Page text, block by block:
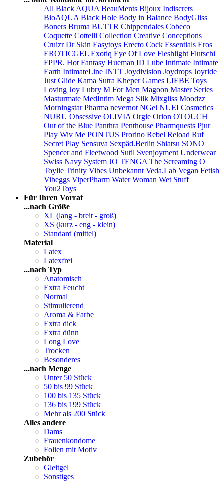
All Black AQUA BeauMents Bijoux Indiscrets
BioAQUA Black Hole Body in Balance BodyGliss
Boners Bruma BUTTR Chippendales Cobeco
Coquette Cottelli Collection Creative Conceptions
Cruizr Dr Skin Easytoys Erecto Cock Essentials Eros
EROTICGEL Exotiq Eye Of Love Fleshlight Flutschi
FPPR. Hot Fantasy Hueman ID Lube Intimate Intimate
Earth IntimateLine INTT Joydivision Joydrops Joyride
Just Glide Kama Sutra Kheper Games LIEBE Toys
Loving Joy Lubry M For Men Magoon Master Series
Masturmate MedIntim Mega Silk Mixgliss Moodzz
Morningstar Pharma nevernot NGel NUEI Cosmetics
NURU Obsessive OLIVIA Orgie Orion OTOUCH
Out of the Blue Panthra Penthouse Pharmquests Pjur
Play Wiv Me PONTUS Prorino Rebel Reload Ruf
Secret Play Sensuva Sexpäd.Berlin Shiatsu SONO
Spencer and Fleetwood Sutil Svenjoyment Underwear
Swiss Navy System JO TENGA The Screaming O
Toylie Trinity Vibes Unbekannt Veda.Lab Vegan Fetish
Vibeggs ViperPharm Water Woman Wet Stuff
You2Toys
Für Ihren Vorrat
...nach Größe
XL (lang - breit - groß)
XS (kurz - eng - klein)
Standard (mittel)
Material
Latex
Latexfrei
...nach Typ
Anatomisch
Extra Feucht
Normal
Stimulierend
Aroma & Farbe
Extra dick
Extra dünn
Long Love
Trocken
Besonderes
...nach Menge
Unter 50 Stück
50 bis 99 Stück
100 bis 135 Stück
136 bis 199 Stück
Mehr als 200 Stück
Alles andere
Dams
Frauenkondome
Folien mit Motiv
Zubehör
Gleitgel
Sonstiges